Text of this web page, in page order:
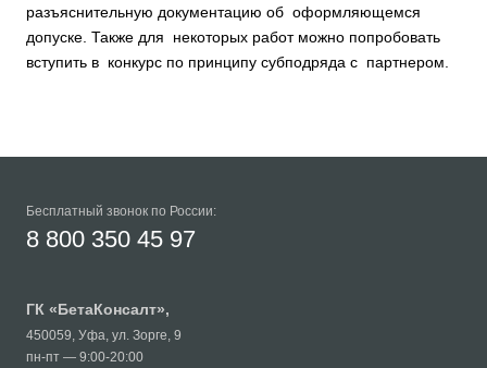
разъяснительную документацию об оформляющемся
допуске. Также для некоторых работ можно попробовать
вступить в конкурс по принципу субподряда с партнером.
Бесплатный звонок по России:
8 800 350 45 97
ГК « БетаКонсалт»,
450059 Уфа ул. Зорге, 9
пн-пт — 9:00-20:00